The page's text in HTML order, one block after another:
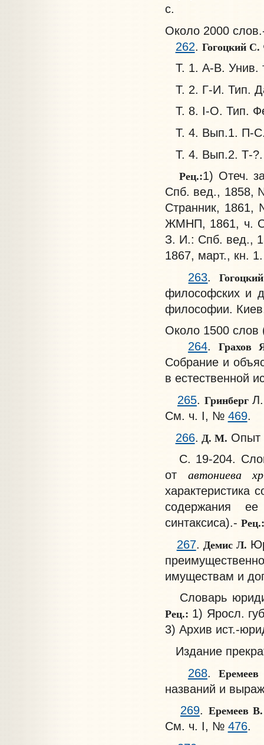
с.
Около 2000
262 Гогоцкий С.
Т. 1. А-В. Унив.
Т. 2. Г-И. Тип.
Т. 8. I-O. Тип.
Т. 4. Вып.1. П-С.
Т. 4. Вып.2. Т-?.
Рец.:1) Отеч.
Спб. вед., 1858,
Странник,
ЖМНП, 1861, ч.
З. И.: Спб. вед.,
1867, март., кн. 1.
263.
философских и
философии.
Около 1500 слов
264.
Собрание и
в естественной
265.Гринберг
См. ч. I, № 469.
266. Д. М. Опыт
С. 19-204.
от автониева
характеристика
содержания
синтаксиса).- Рец.:
267. Демис Л.
имуществам и
Словарь
Рец.: 1) Яросл.
3) Архив ист.-
Издание
268.
названий и
269. Еремеев
См. ч. I, № 476.